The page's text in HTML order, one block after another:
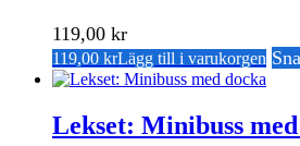
119,00 kr
119,00 krLägg till i varukorgen
Lekset: Minibuss